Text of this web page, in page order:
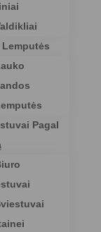
Lemputės
Pagal